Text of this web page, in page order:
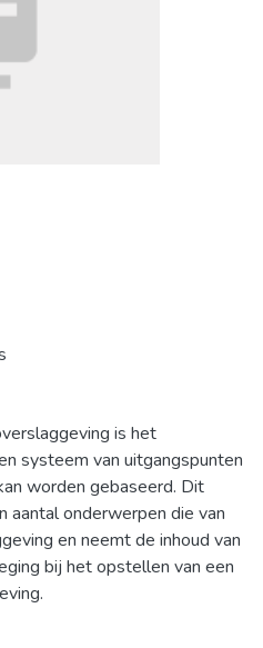
is het
systeem van uitgangspunten
worden gebaseerd. Dit
aantal onderwerpen die van
en neemt de inhoud van
bij het opstellen van een